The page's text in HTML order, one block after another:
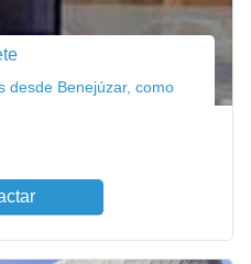
desde Benejúzar, como